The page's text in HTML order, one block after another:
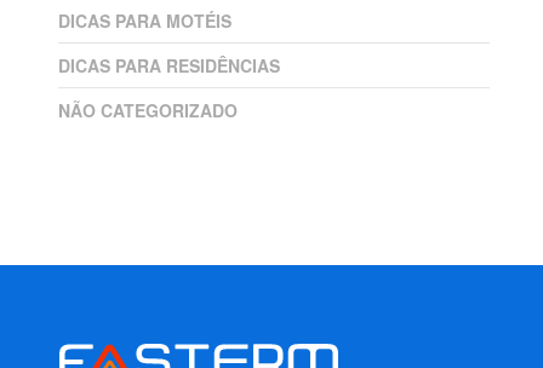
DICAS PARA MOTÉIS
DICAS PARA RESIDÊNCIAS
NÃO CATEGORIZADO